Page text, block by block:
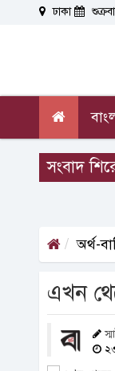
ঢাকা
সংবাদ
অর্থ-
এখন